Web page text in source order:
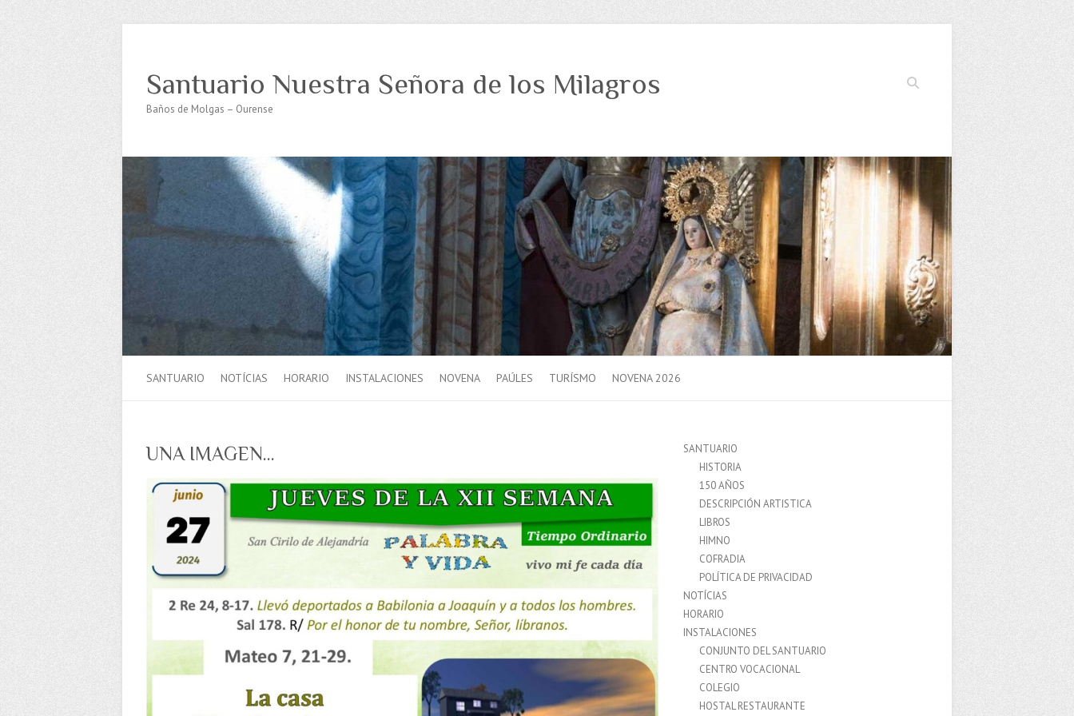
Buscar
Santuario Nuestra Señora de los Milagros
Baños de Molgas – Ourense
SANTUARIO NOTÍCIAS HORARIO INSTALACIONES NOVENA PAÚLES TURÍSMO NOVENA 2026
UNA IMAGEN…
SANTUARIO
HISTORIA
150 AÑOS
DESCRIPCIÓN ARTISTICA
LIBROS
HIMNO
COFRADIA
POLÍTICA DE PRIVACIDAD
NOTÍCIAS
HORARIO
INSTALACIONES
CONJUNTO DEL SANTUARIO
CENTRO VOCACIONAL
COLEGIO
HOSTAL RESTAURANTE